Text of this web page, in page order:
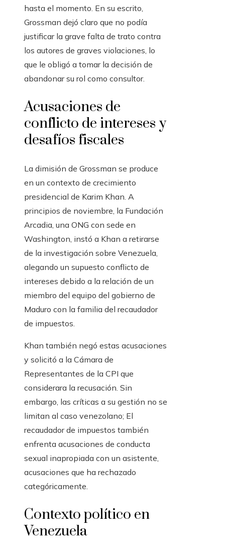
hasta el momento. En su escrito,
Grossman dejó claro que no podía
justificar la grave falta de trato contra
los autores de graves violaciones, lo
que le obligó a tomar la decisión de
abandonar su rol como consultor.
Acusaciones de
conflicto de intereses y
desafíos fiscales
La dimisión de Grossman se produce
en un contexto de crecimiento
presidencial de Karim Khan. A
principios de noviembre, la Fundación
Arcadia, una ONG con sede en
Washington, instó a Khan a retirarse
de la investigación sobre Venezuela,
alegando un supuesto conflicto de
intereses debido a la relación de un
miembro del equipo del gobierno de
Maduro con la familia del recaudador
de impuestos.
Khan también negó estas acusaciones
y solicitó a la Cámara de
Representantes de la CPI que
considerara la recusación. Sin
embargo, las críticas a su gestión no se
limitan al caso venezolano; El
recaudador de impuestos también
enfrenta acusaciones de conducta
sexual inapropiada con un asistente,
acusaciones que ha rechazado
categóricamente.
Contexto político en
Venezuela